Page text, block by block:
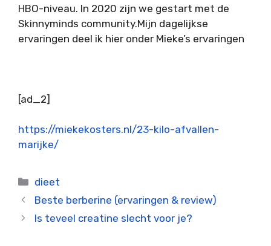
HBO-niveau. In 2020 zijn we gestart met de
Skinnyminds community.Mijn dagelijkse
ervaringen deel ik hier onder Mieke’s ervaringen
[ad_2]
https://miekekosters.nl/23-kilo-afvallen-
marijke/
Categorieën
dieet
Beste berberine (ervaringen & review)
Is teveel creatine slecht voor je?